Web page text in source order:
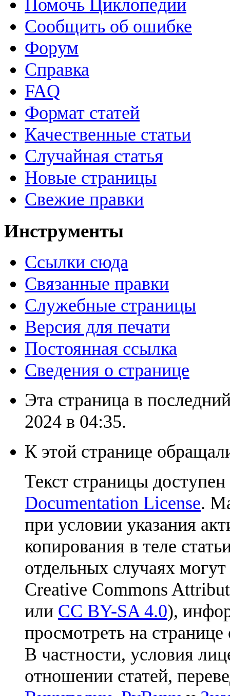
Помочь Циклопедии
Сообщить об ошибке
Форум
Справка
FAQ
Формат статей
Качественные статьи
Случайная статья
Новые страницы
Свежие правки
Инструменты
Ссылки сюда
Связанные правки
Служебные страницы
Версия для печати
Постоянная ссылка
Сведения о странице
Эта страница в
2024 в 04:35.
К этой странице
Текст страницы
Documentation License.
при условии указания
копирования в теле
отдельных случаях
Creative Commons
или CC BY-SA 4.0),
просмотреть на
В частности, условия
отношении статей,